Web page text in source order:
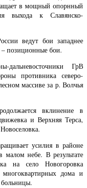
в мощный опорнный
выхода к Славянско-
ведут бои западнее
позиционные бои.
дальневосточники ГрВ
противника северо-
массиве за р. Волчья
вклинение в
и Верхняя Терса,
усилия в районе
малом небе. В результате
на село Новогоровка
многоквартирных дома и